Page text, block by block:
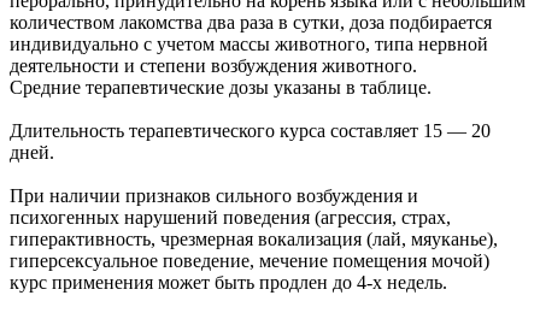
количеством лакомства два раза в сутки, доза подбирается
индивидуально с учетом массы животного, типа нервной
деятельности и степени возбуждения животного.
Средние терапевтические дозы указаны в таблице.
Длительность терапевтического курса составляет 15 — 20
дней.
При наличии признаков сильного возбуждения и
психогенных нарушений поведения (агрессия, страх,
гиперактивность, чрезмерная вокализация (лай, мяуканье),
гиперсексуальное поведение, мечение помещения мочой)
курс применения может быть продлен до 4-х недель.